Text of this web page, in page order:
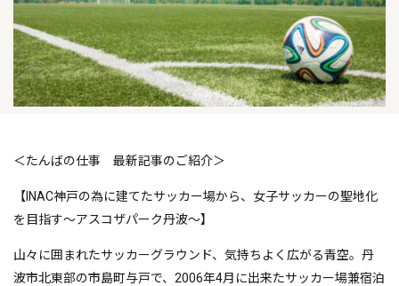
＜たんばの仕事 最新記事のご紹介＞
【INAC神戸の為に建てたサッカー場から、女子サッカーの聖地化
を目指す～アスコザパーク丹波～】
山々に囲まれたサッカーグラウンド、気持ちよく広がる青空。丹
波市北東部の市島町与戸で、2006年4月に出来たサッカー場兼宿泊